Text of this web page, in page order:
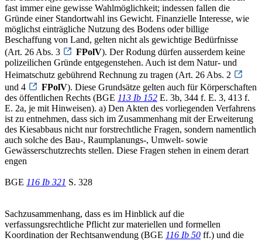
fast immer eine gewisse Wahlmöglichkeit; indessen fallen die
Gründe einer Standortwahl ins Gewicht. Finanzielle Interesse, wie
möglichst einträgliche Nutzung des Bodens oder billige
Beschaffung von Land, gelten nicht als gewichtige Bedürfnisse
(Art. 26 Abs. 3
FPolV). Der Rodung dürfen ausserdem keine
polizeilichen Gründe entgegenstehen. Auch ist dem Natur- und
Heimatschutz gebührend Rechnung zu tragen (Art. 26 Abs. 2
und 4
FPolV). Diese Grundsätze gelten auch für Körperschaften
des öffentlichen Rechts (BGE 113 Ib 152 E. 3b, 344 f. E. 3, 413 f.
E. 2a, je mit Hinweisen). a) Den Akten des vorliegenden Verfahrens
ist zu entnehmen, dass sich im Zusammenhang mit der Erweiterung
des Kiesabbaus nicht nur forstrechtliche Fragen, sondern namentlich
auch solche des Bau-, Raumplanungs-, Umwelt- sowie
Gewässerschutzrechts stellen. Diese Fragen stehen in einem derart
engen
BGE 116 Ib 321 S. 328
Sachzusammenhang, dass es im Hinblick auf die
verfassungsrechtliche Pflicht zur materiellen und formellen
Koordination der Rechtsanwendung (BGE 116 Ib 50 ff.) und die